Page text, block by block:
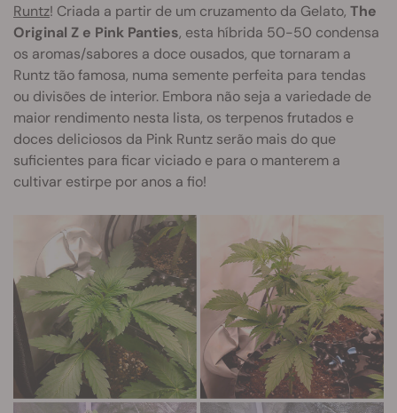
Runtz! Criada a partir de um cruzamento da Gelato, The
Original Z e Pink Panties, esta híbrida 50-50 condensa
os aromas/sabores a doce ousados, que tornaram a
Runtz tão famosa, numa semente perfeita para tendas
ou divisões de interior. Embora não seja a variedade de
maior rendimento nesta lista, os terpenos frutados e
doces deliciosos da Pink Runtz serão mais do que
suficientes para ficar viciado e para o manterem a
cultivar estirpe por anos a fio!